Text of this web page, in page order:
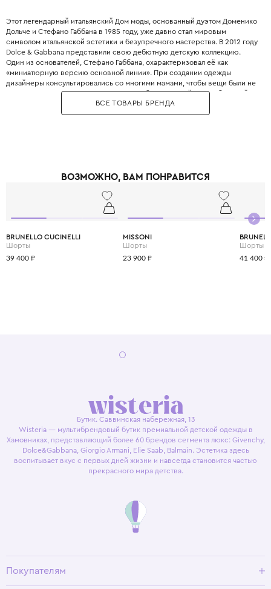
Этот легендарный итальянский Дом моды, основанный дуэтом Доменико
Дольче и Стефано Габбана в 1985 году, уже давно стал мировым
символом итальянской эстетики и безупречного мастерства. В 2012 году
Dolce & Gabbana представили свою дебютную детскую коллекцию.
Один из основателей, Стефано Габбана, охарактеризовал её как
«миниатюрную версию основной линии». При создании одежды
дизайнеры консультировались со многими мамами, чтобы вещи были не
только стильными, но и максимально удобными. Дизайнеры с большой
любовью и вниманием перенесли в детский гардероб все коды
взрослой моды: яркие цветочные принты, благородное кружево,
а главное - сделать его детство по-настоящему незабываемым и
ВСЕ ТОВАРЫ БРЕНДА
ВОЗМОЖНО, ВАМ ПОНРАВИТСЯ
BRUNELLO CUCINELLI
Шорты
39 400 ₽
MISSONI
Шорты
23 900 ₽
Шорты
41 400 ₽
Бутик. Саввинская набережная, 13
Wisteria — мультибрендовый бутик премиальной детской одежды в
Хамовниках, представляющий более 60 брендов сегмента люкс: Givenchy,
Dolce&Gabbana, Giorgio Armani, Elie Saab, Balmain. Эстетика здесь
воспитывает вкус с первых дней жизни и навсегда становится частью
прекрасного мира детства.
Покупателям